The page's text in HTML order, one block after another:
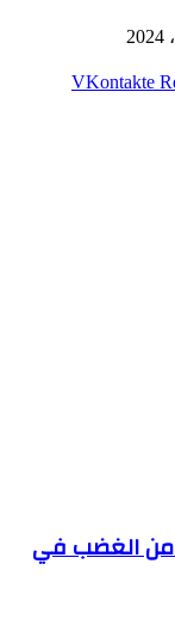
من الغضب في